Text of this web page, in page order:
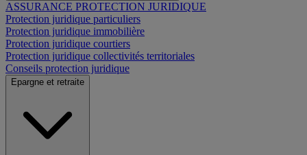
ASSURANCE PROTECTION JURIDIQUE
Protection juridique particuliers
Protection juridique immobilière
Protection juridique courtiers
Protection juridique collectivités territoriales
Conseils protection juridique
Epargne et retraite